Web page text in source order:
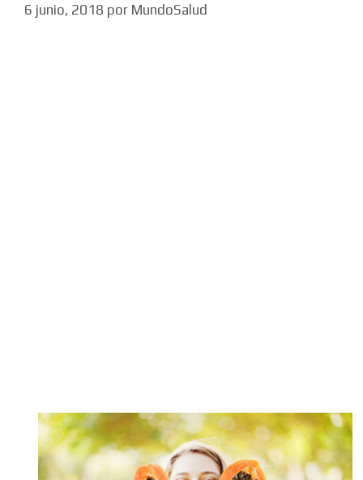
6 junio, 2018 por MundoSalud